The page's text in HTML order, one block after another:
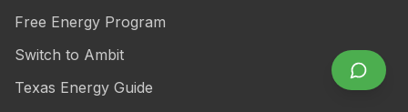
Free Energy Program
Switch to Ambit
Texas Energy Guide